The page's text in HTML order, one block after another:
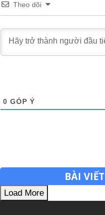
Theo dõi
0 GÓP Ý
BÀI
Load More